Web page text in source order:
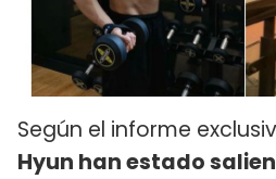
Según el informe
Hyun han estado